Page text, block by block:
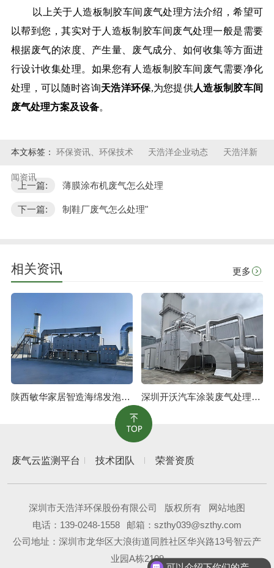
以上关于人造板制胶车间废气处理方法介绍，希望可
以帮到您，其实对于人造板制胶车间废气处理一般是需要
根据废气的浓度、产生量、废气成分、如何收集等方面进
行设计收集处理。如果您有人造板制胶车间废气需要净化
处理，可以随时咨询天浩洋环保,为您提供人造板制胶车间
废气处理方案及设备。
本文标签： 环保资讯、环保技术 天浩洋企业动态 天浩洋新
闻资讯
上一篇: 薄膜涂布机废气怎么处理
下一篇: 制鞋厂废气怎么处理"
相关资讯 更多
陕西敏华家居智造海绵发泡废气治理工程 深圳开沃汽车涂装废气处理工程
废气云监测平台 技术团队 荣誉资质
深圳市天浩洋环保股份有限公司 版权所有
网站地图
电话： 139-0248-1558
邮箱：szthy039@szthy.com
公司地址：深圳市龙华区大浪街道同胜社区华兴路13号智云产
业园A栋2109